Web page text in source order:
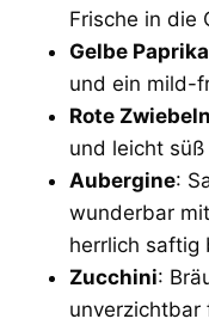
Frische in die
Gelbe Paprika
und ein mild-
Rote Zwiebeln
und leicht
Aubergine:
wunderbar
herrlich saftig
Zucchini:
unverzichtbar